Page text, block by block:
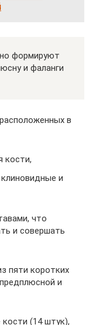
формируют
и фаланги
в
кости,
и
что
и совершать
пяти коротких
и
(14 штук),